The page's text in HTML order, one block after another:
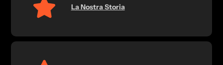
La Nostra Storia